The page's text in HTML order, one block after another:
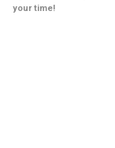
your time!